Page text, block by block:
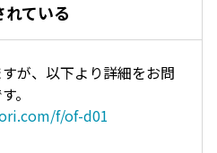
ている
が、以下より詳細をお問
。
f/of-d01